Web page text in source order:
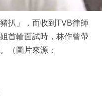
扒」，而收到TVB律師
首輪面試時，林作曾帶
（圖片來源：